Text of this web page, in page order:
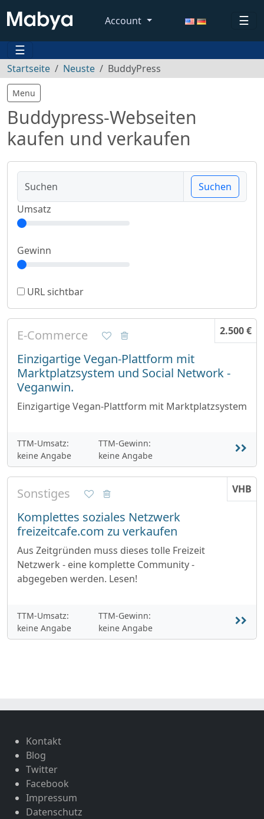
Account
☰
☰
Startseite Neuste BuddyPress
Menu
Buddypress-Webseiten
kaufen und verkaufen
Suchen
Umsatz
Gewinn
URL sichtbar
2.500 €
E-Commerce
Einzigartige Vegan-Plattform mit
Marktplatzsystem und Social Network -
Veganwin.
Einzigartige Vegan-Plattform mit Marktplatzsystem
TTM-Umsatz:
keine Angabe
TTM-Gewinn:
keine Angabe
VHB
Sonstiges
Komplettes soziales Netzwerk
freizeitcafe.com zu verkaufen
Aus Zeitgründen muss dieses tolle Freizeit
Netzwerk - eine komplette Community -
abgegeben werden. Lesen!
TTM-Umsatz:
keine Angabe
TTM-Gewinn:
keine Angabe
Kontakt
Blog
Twitter
Facebook
Impressum
Datenschutz